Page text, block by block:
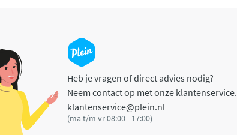
Heb je vragen of direct advies nodig?
Neem contact op met onze klantenservice.
klantenservice@plein.nl
(ma t/m vr 08:00 - 17:00)